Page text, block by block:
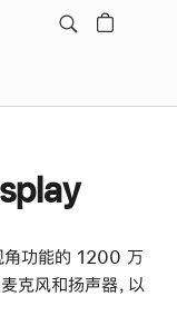
角功能的 1200 万
克风和扬声器，以